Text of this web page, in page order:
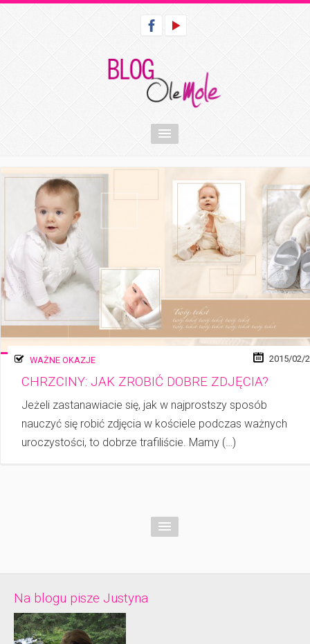
WAŻNE OKAZJE 2015/02/
CHRZCINY: JAK ZROBIĆ DOBRE ZDJĘCIA?
Jeżeli zastanawiacie się, jak w najprostszy sposób
nauczyć się robić zdjęcia w koś­ciele podczas ważnych
uroczystości, to dobrze trafiliście. Mamy (…)
Na blogu pisze Justyna